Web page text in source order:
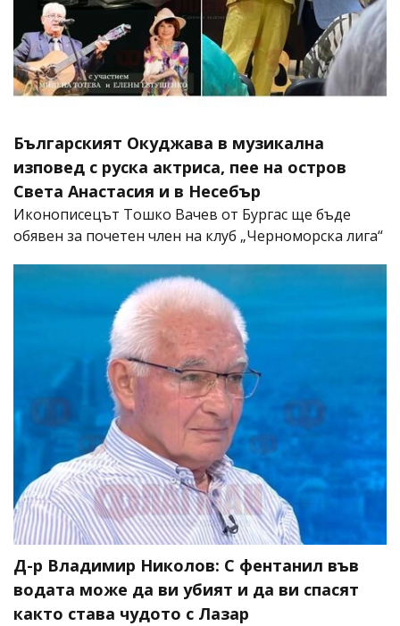
Българският Окуджава в музикална
изповед с руска актриса, пее на остров
Света Анастасия и в Несебър
Иконописецът Тошко Вачев от Бургас ще бъде
обявен за почетен член на клуб „Черноморска лига“
Д-р Владимир Николов: С фентанил във
водата може да ви убият и да ви спасят
както става чудото с Лазар